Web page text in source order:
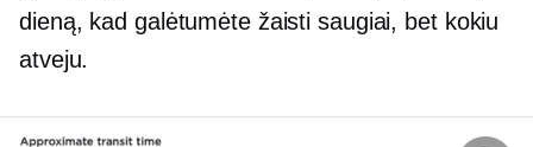
dieną, kad galėtumėte žaisti saugiai, bet kokiu
atveju.